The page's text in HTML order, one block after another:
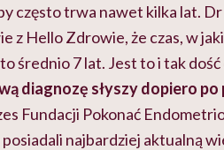
często trwa nawet kilka lat. Dr
z Hello Zdrowie, że czas, w
średnio 7 lat. Jest to i tak
diagnozę słyszy dopiero
Fundacji Pokonać
najbardziej aktualną